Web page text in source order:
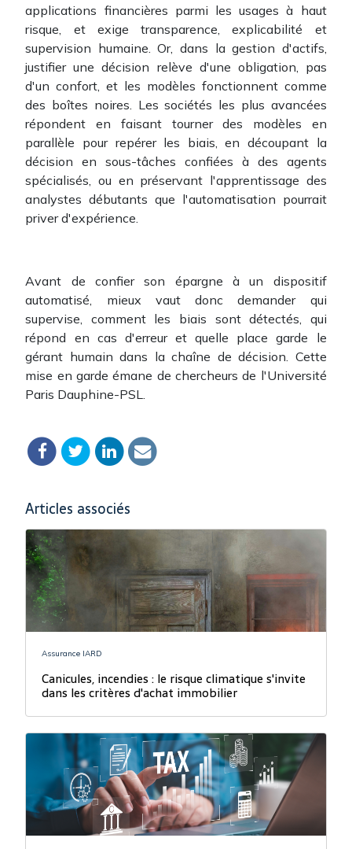
applications financières parmi les usages à haut
risque, et exige transparence, explicabilité et
supervision humaine. Or, dans la gestion d'actifs,
justifier une décision relève d'une obligation, pas
d'un confort, et les modèles fonctionnent comme
des boîtes noires. Les sociétés les plus avancées
répondent en faisant tourner des modèles en
parallèle pour repérer les biais, en découpant la
décision en sous-tâches confiées à des agents
spécialisés, ou en préservant l'apprentissage des
analystes débutants que l'automatisation pourrait
priver d'expérience.
Avant de confier son épargne à un dispositif
automatisé, mieux vaut donc demander qui
supervise, comment les biais sont détectés, qui
répond en cas d'erreur et quelle place garde le
gérant humain dans la chaîne de décision. Cette
mise en garde émane de chercheurs de l'Université
Paris Dauphine-PSL.
Articles associés
Assurance IARD
Canicules, incendies : le risque climatique s'invite
dans les critères d'achat immobilier